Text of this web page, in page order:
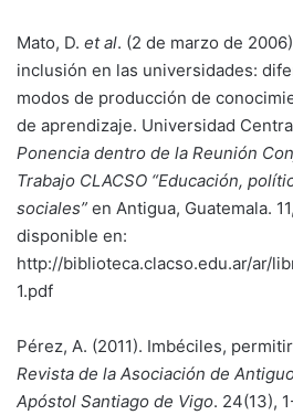
Mato, D. et al. (2 de marzo de
inclusión en las universidades:
modos de producción de
de aprendizaje. Universidad
Ponencia dentro de la Reunión
Trabajo CLACSO “Educación,
sociales” en Antigua, Guatemala.
disponible en:
http://biblioteca.clacso.edu.ar/ar/
1.pdf
Pérez, A. (2011). Imbéciles,
Revista de la Asociación de
Apóstol Santiago de Vigo. 24(13),